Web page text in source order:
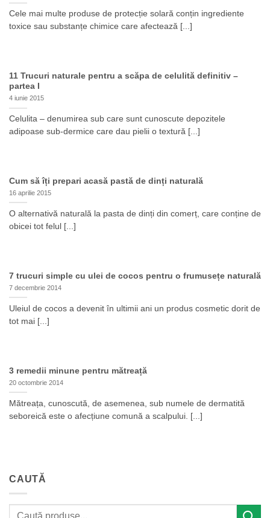
Cele mai multe produse de protecție solară conțin ingrediente
toxice sau substanțe chimice care afectează [...]
11 Trucuri naturale pentru a scăpa de celulită definitiv –
partea I
4 iunie 2015
Celulita – denumirea sub care sunt cunoscute depozitele
adipoase sub-dermice care dau pielii o textură [...]
Cum să îți prepari acasă pastă de dinți naturală
16 aprilie 2015
O alternativă naturală la pasta de dinți din comerț, care conține de
obicei tot felul [...]
7 trucuri simple cu ulei de cocos pentru o frumusețe naturală
7 decembrie 2014
Uleiul de cocos a devenit în ultimii ani un produs cosmetic dorit de
tot mai [...]
3 remedii minune pentru mătreață
20 octombrie 2014
Mătreața, cunoscută, de asemenea, sub numele de dermatită
seboreică este o afecțiune comună a scalpului. [...]
CAUTĂ